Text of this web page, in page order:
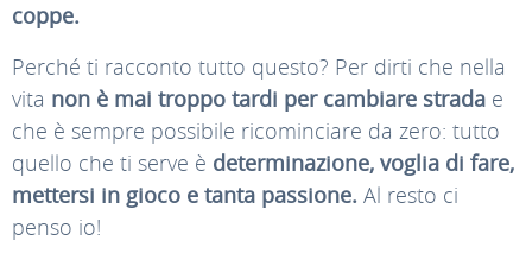
coppe.
Perché ti racconto tutto questo? Per dirti che nella
vita non è mai troppo tardi per cambiare strada e
che è sempre possibile ricominciare da zero: tutto
quello che ti serve è determinazione, voglia di fare,
mettersi in gioco e tanta passione. Al resto ci
penso io!